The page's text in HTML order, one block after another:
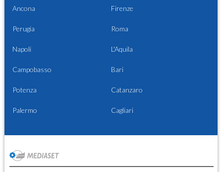
Ancona Firenze
Perugia Roma
Napoli L'Aquila
Campobasso Bari
Potenza Catanzaro
Palermo Cagliari